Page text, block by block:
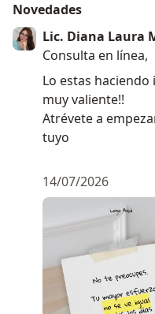
Novedades
Lic. Diana Laura
Consulta en línea,
Lo estas haciendo
muy valiente!!
Atrévete a
tuyo
14/07/2026